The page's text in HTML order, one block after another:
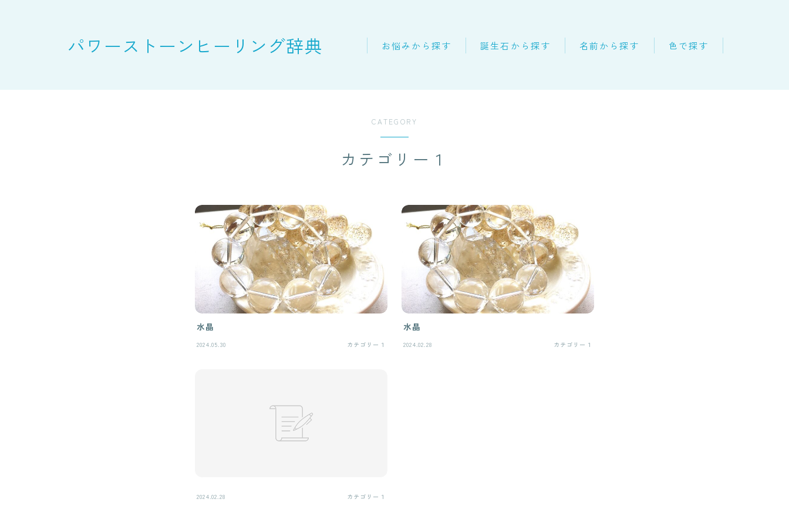
パワーストーンヒーリング辞典 お悩みから探す 誕生石から探す 名前から探す 色で探す
CATEGORY
カテゴリー１
水晶
2024.05.30 カテゴリー１
水晶
2024.02.28 カテゴリー１
2024.02.28 カテゴリー１